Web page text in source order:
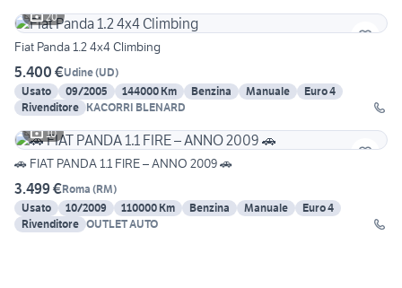
20
Fiat Panda 1.2 4x4 Climbing
5.400 €Udine(UD)
Usato
09/2005 144000 Km Benzina Manuale
Euro 4
Rivenditore KACORRI BLENARD
10
🚗 FIAT PANDA 1.1 FIRE – ANNO 2009 🚗
3.499 €Roma (RM)
Usato
10/2009 110000 Km Benzina Manuale
Euro 4
Rivenditore OUTLET AUTO